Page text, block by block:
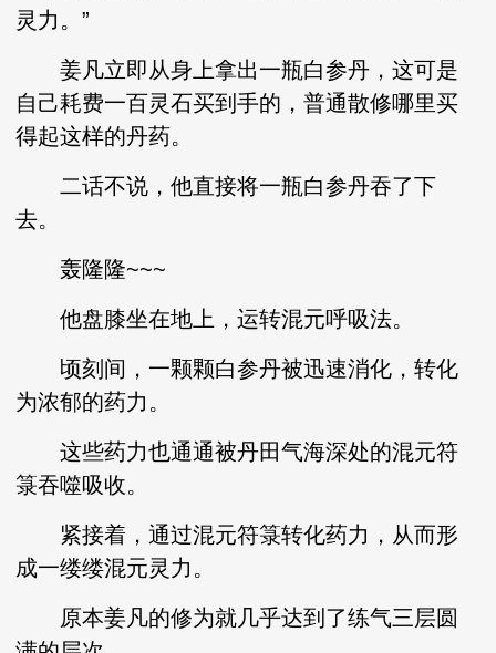
灵力。”
姜凡立即从身上拿出一瓶白参丹，这可是
自己耗费一百灵石买到手的，普通散修哪里买
得起这样的丹药。
二话不说，他直接将一瓶白参丹吞了下
去。
轰隆隆~~~
他盘膝坐在地上，运转混元呼吸法。
顷刻间，一颗颗白参丹被迅速消化，转化
为浓郁的药力。
这些药力也通通被丹田气海深处的混元符
箓吞噬吸收。
紧接着，通过混元符箓转化药力，从而形
成一缕缕混元灵力。
原本姜凡的修为就几乎达到了练气三层圆